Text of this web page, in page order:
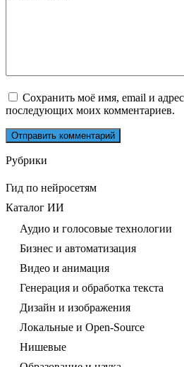
Сохранить моё имя, email и
последующих моих комментариев.
Рубрики
Гид по нейросетям
Каталог ИИ
Аудио и голосовые технологии
Бизнес и автоматизация
Видео и анимация
Генерация и обработка текста
Дизайн и изображения
Локальные и Open-Source
Нишевые